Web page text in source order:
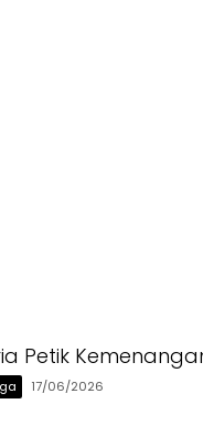
Petik
17/06/2026